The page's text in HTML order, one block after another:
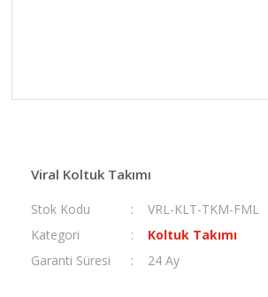
Viral Koltuk Takımı
Stok Kodu
VRL-KLT-TKM-FML
Kategori
Koltuk Takımı
Garanti Süresi
24 Ay